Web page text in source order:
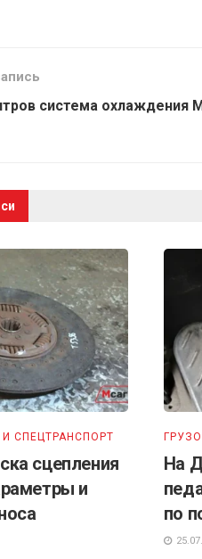
система охлаждения
СПЕЦТРАНСПОРТ
сцепления
и
На
по